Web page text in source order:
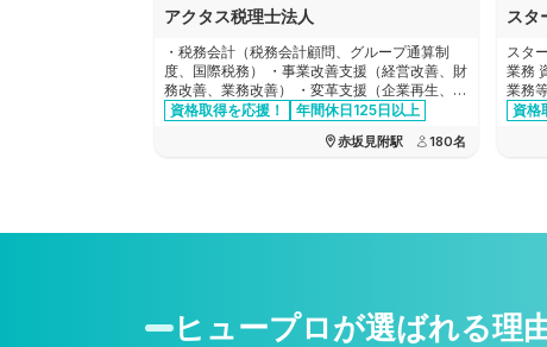
アクタス税理士法人
・税務会計（税務会計顧問、グループ通算制
度、国際税務） ・事業改善支援（経営改善、財
務改善、業務改善） ・変革支援（企業再生、企
業再編、合併買収、事業承継） ・設立支援
資格取得を応援！
年間休日125日以上
資格手当あり
赤坂見附駅 180名
スタ
スタ
業務
業務
資格
ヒュープロが選ばれる理